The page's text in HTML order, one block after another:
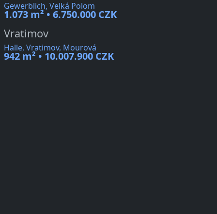
Gewerblich, Velká Polom
1.073 m² • 6.750.000 CZK
Vratimov
Halle, Vratimov, Mourová
942 m² • 10.007.900 CZK